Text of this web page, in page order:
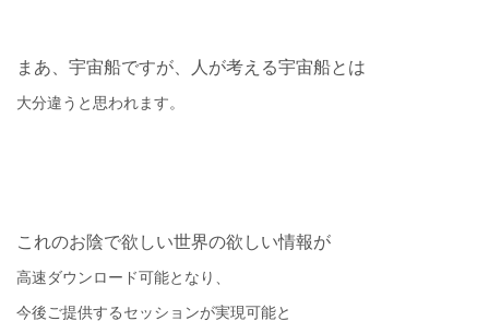
まあ、宇宙船ですが、人が考える宇宙船とは
大分違うと思われます。
これのお陰で欲しい世界の欲しい情報が
高速ダウンロード可能となり、
今後ご提供するセッションが実現可能と